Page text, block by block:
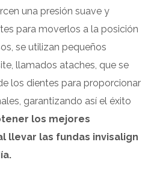
una presión suave y
para moverlos a la posición
se utilizan pequeños
llamados ataches, que se
los dientes para proporcionar
garantizando así el éxito
los mejores
llevar las fundas invisalign